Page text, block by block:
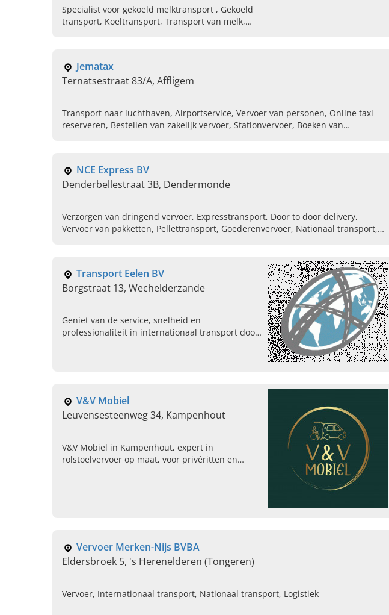
Specialist voor gekoeld melktransport , Gekoeld
transport, Koeltransport, Transport van melk,
Jematax
Ternatsestraat 83/A, Affligem
Transport naar luchthaven, Airportservice, Vervoer van personen, Online taxi
reserveren, Bestellen van zakelijk vervoer, Stationvervoer, Boeken van
NCE Express BV
Denderbellestraat 3B, Dendermonde
Verzorgen van dringend vervoer, Expresstransport, Door to door delivery,
Vervoer van pakketten, Pellettransport, Goederenvervoer, Nationaal transport,
Transport Eelen BV
Borgstraat 13, Wechelderzande
Geniet van de service, snelheid en
professionaliteit in internationaal transport door
V&V Mobiel
Leuvensesteenweg 34, Kampenhout
V&V Mobiel in Kampenhout, expert in
rolstoelvervoer op maat, voor privéritten en
Vervoer Merken-Nijs BVBA
Eldersbroek 5, 's Herenelderen (Tongeren)
Vervoer, Internationaal transport, Nationaal transport, Logistiek